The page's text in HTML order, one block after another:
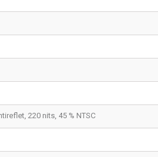
220 nits, 45 % NTSC